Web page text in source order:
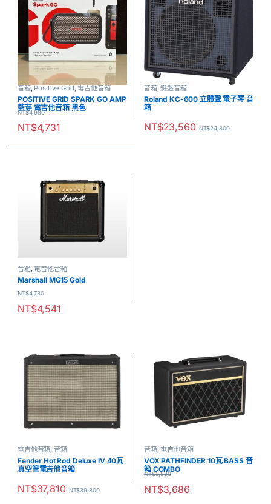
音箱,Positive Grid,電吉他音箱
POSITIVE GRID SPARK GO AMP
藍芽 電吉他音箱 黑色
NT$4,731
NT$4,980
音箱,鍵盤音箱
Roland KC-600 立體聲 電子琴 音
箱
NT$23,560 NT$24,800
音箱, 電吉他音箱
Marshall MG15 Gold
NT$4,541
NT$4,780
電吉他音箱,音箱
Fender Hot Rod Deluxe IV 40瓦
真空管電吉他音箱
NT$37,810 NT$39,800
音箱, 電吉他音箱
VOX PATHFINDER 10瓦 BASS 音
箱 COMBO
NT$3,686
NT$3,880